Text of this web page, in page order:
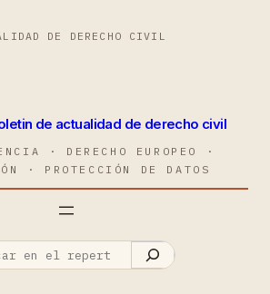
DE DERECHO CIVIL
de actualidad de derecho civil
· DERECHO EUROPEO ·
· PROTECCIÓN DE DATOS